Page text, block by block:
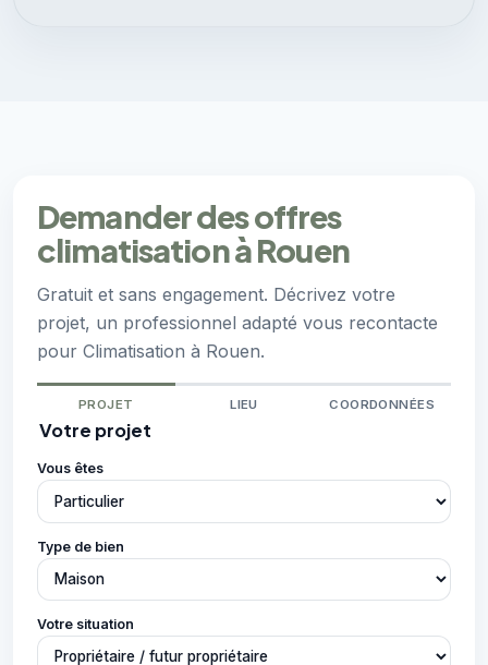
Demander des offres
climatisation à Rouen
Gratuit et sans engagement. Décrivez votre
projet, un professionnel adapté vous recontacte
pour Climatisation à Rouen.
PROJET LIEU COORDONNÉES
Votre projet
Vous êtes
Type de bien
Votre situation